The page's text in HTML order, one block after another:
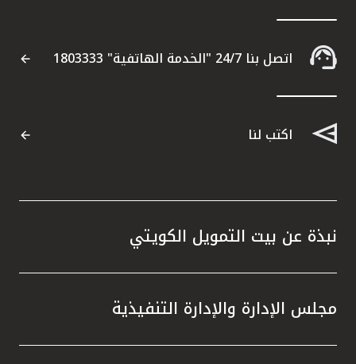
اتصل بنا 24/7 "الخدمة الهاتفية" 1803333
اكتب لنا
نبذة عن بيت التمويل الكويتي
مجلس الإدارة والإدارة التنفيذية